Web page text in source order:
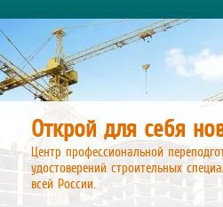
Открой для себя
Центр профессиональной
удостоверений строительных
всей России.